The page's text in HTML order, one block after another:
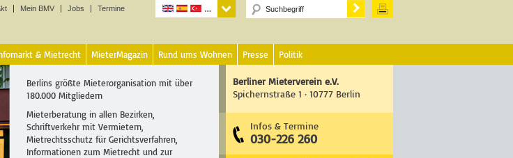
Mein BMV Jobs Termine
& Mietrecht MieterMagazin Rund ums Wohnen Presse Politik
Berlins größte Mieterorganisation mit über
180.000 Mitgliedern
Mieterberatung in allen Bezirken,
Schriftverkehr mit Vermietern,
Mietrechtsschutz für Gerichtsverfahren,
Informationen zum Mietrecht und zur
Berliner Mieterverein e.V.
Spichernstraße 1 · 10777 Berlin
Infos & Termine
030-226 260